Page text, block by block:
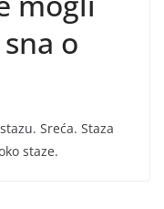
o
Sreća. Staza
staze.